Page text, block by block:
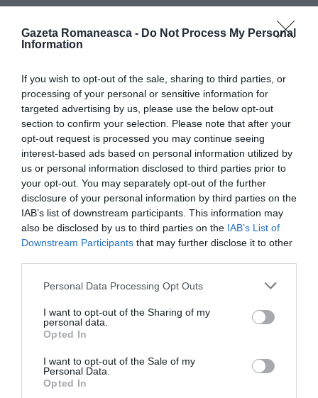
Gazeta Romaneasca - Do Not Process My Personal
Information
If you wish to opt-out of the sale, sharing to third parties, or
processing of your personal or sensitive information for
targeted advertising by us, please use the below opt-out
section to confirm your selection. Please note that after your
opt-out request is processed you may continue seeing
interest-based ads based on personal information utilized by
us or personal information disclosed to third parties prior to
your opt-out. You may separately opt-out of the further
disclosure of your personal information by third parties on the
IAB’s list of downstream participants. This information may
also be disclosed by us to third parties on the IAB’s List of
Downstream Participants that may further disclose it to other
Personal Data Processing Opt Outs
I want to opt-out of the Sharing of my
personal data.
Opted In
I want to opt-out of the Sale of my
Personal Data.
Opted In
organizării și desfășurării de:
mitinguri,
demonstrații,
procesiuni,
concerte,
spectacole,
cursuri de instruire,
workshopuri,
conferințe sau alte tipuri de întruniri,
organizarea de evenimente private (nunți,
a întrunirilor de natura activităților culturale,
științifice, artistice, sportive sau de
divertisment în spații deschise sau închise,
dacă nu se respectau anumite reguli, inclusiv
reducerea numărului de participanți, în cazul